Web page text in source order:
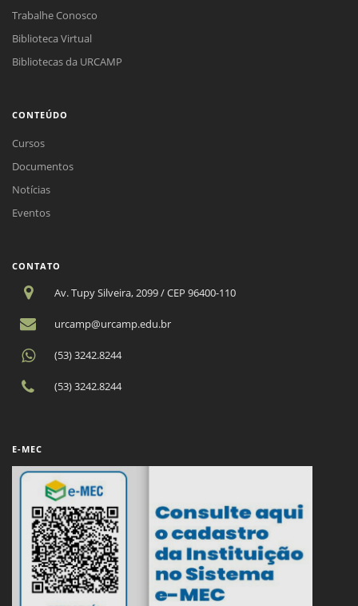
Trabalhe Conosco
Biblioteca Virtual
Bibliotecas da URCAMP
CONTEÚDO
Cursos
Documentos
Notícias
Eventos
CONTATO
Av. Tupy Silveira, 2099 / CEP 96400-110
urcamp@urcamp.edu.br
(53) 3242.8244
(53) 3242.8244
E-MEC